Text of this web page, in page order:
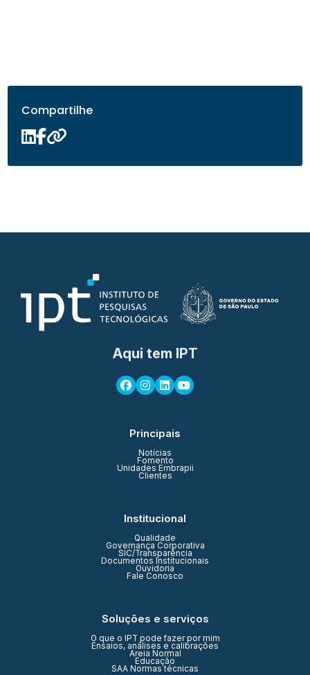
Compartilhe
Aqui tem IPT
Principais
Notícias
Fomento
Unidades Embrapii
Clientes
Institucional
Qualidade
Governança Corporativa
SIC/Transparência
Documentos Institucionais
Ouvidoria
Fale Conosco
Soluções e serviços
O que o IPT pode fazer por mim
Ensaios, análises e calibrações
Areia Normal
Educação
SAA Normas técnicas